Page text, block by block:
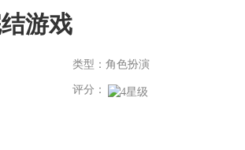
游戏
类型：角色扮演
评分：